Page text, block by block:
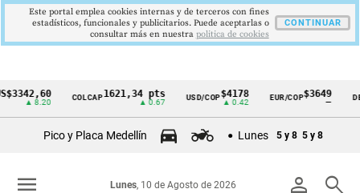
CintilloCOLCAP1621,34 pts USD/COP$4178
▲ 0.42
EUR/COP$3649
—
Pico y Placa Medellín Lunes 5 y 8 5 y 8
person search
Lunes, 10 de Agosto de 2026
menu
Este portal emplea cookies internas y de terceros con fines
estadísticos, funcionales y publicitarios. Puede aceptarlas o
consultar más en nuestra politica de cookies
CONTINUAR